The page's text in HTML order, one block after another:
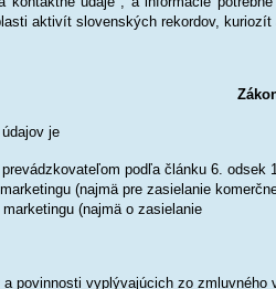
aktivít slovenských rekordov, kuriozít
je
podľa článku 6. odsek
(najmä pre zasielanie
(najmä o zasielanie
povinnosti vyplývajúcich zo zmluvného